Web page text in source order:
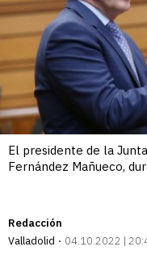
El presidente de la
Fernández Mañueco,
Redacción
Valladolid
04.10.2022 |